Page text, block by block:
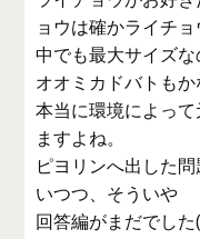
ョウは確かライチ
中でも最大サイズな
オオミカドバトもか
本当に環境によっ
ますよね。
ピヨリンへ出した
いつつ、そういや
回答編がまだでした